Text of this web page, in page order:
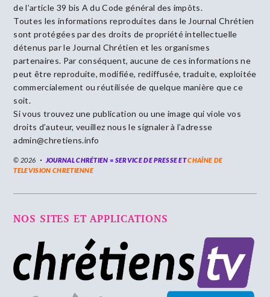
de l’article 39 bis A du Code général des impôts.
Toutes les informations reproduites dans le Journal Chrétien
sont protégées par des droits de propriété intellectuelle
détenus par le Journal Chrétien et les organismes
partenaires. Par conséquent, aucune de ces informations ne
peut être reproduite, modifiée, rediffusée, traduite, exploitée
commercialement ou réutilisée de quelque manière que ce
soit.
Si vous trouvez une publication ou une image qui viole vos
droits d’auteur, veuillez nous le signaler à l’adresse
admin@chretiens.info
© 2026 JOURNAL CHRÉTIEN = SERVICE DE PRESSE ETCHAÎNE DE
TELEVISION CHRETIENNE
NOS SITES ET APPLICATIONS